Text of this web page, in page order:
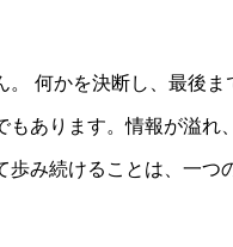
何かを決断し、最後ま
もあります。情報が溢れ
み続けることは、一つ